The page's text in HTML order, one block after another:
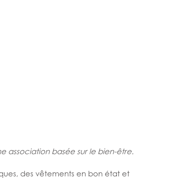
association basée sur le bien-être.
des vêtements en bon état et